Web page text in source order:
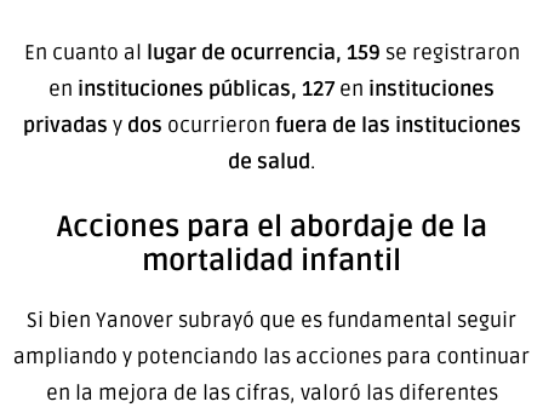
En cuanto al lugar de ocurrencia, 159 se registraron
en instituciones públicas, 127 en instituciones
privadas y dos ocurrieron fuera de las instituciones
de salud.
Acciones para el abordaje de la
mortalidad infantil
Si bien Yanover subrayó que es fundamental seguir
ampliando y potenciando las acciones para continuar
en la mejora de las cifras, valoró las diferentes